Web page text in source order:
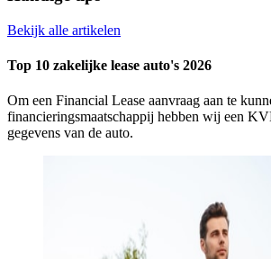
Bekijk alle artikelen
Top 10 zakelijke lease auto's 2026
Om een Financial Lease aanvraag aan te
financieringsmaatschappij hebben wij een
gegevens van de auto.